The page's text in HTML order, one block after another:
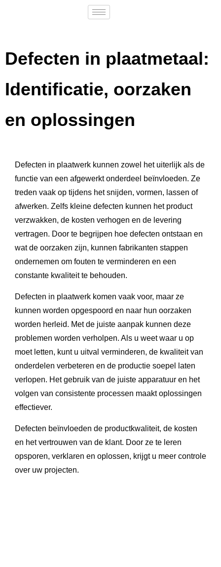
Defecten in plaatmetaal:
Identificatie, oorzaken
en oplossingen
Defecten in plaatwerk kunnen zowel het uiterlijk als de
functie van een afgewerkt onderdeel beïnvloeden. Ze
treden vaak op tijdens het snijden, vormen, lassen of
afwerken. Zelfs kleine defecten kunnen het product
verzwakken, de kosten verhogen en de levering
vertragen. Door te begrijpen hoe defecten ontstaan en
wat de oorzaken zijn, kunnen fabrikanten stappen
ondernemen om fouten te verminderen en een
constante kwaliteit te behouden.
Defecten in plaatwerk komen vaak voor, maar ze
kunnen worden opgespoord en naar hun oorzaken
worden herleid. Met de juiste aanpak kunnen deze
problemen worden verholpen. Als u weet waar u op
moet letten, kunt u uitval verminderen, de kwaliteit van
onderdelen verbeteren en de productie soepel laten
verlopen. Het gebruik van de juiste apparatuur en het
volgen van consistente processen maakt oplossingen
effectiever.
Defecten beïnvloeden de productkwaliteit, de kosten
en het vertrouwen van de klant. Door ze te leren
opsporen, verklaren en oplossen, krijgt u meer controle
over uw projecten.